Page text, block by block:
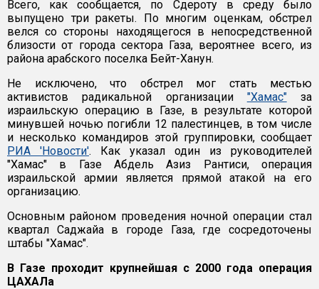
Всего, как сообщается, по Сдероту в среду было
выпущено три ракеты. По многим оценкам, обстрел
велся со стороны находящегося в непосредственной
близости от города сектора Газа, вероятнее всего, из
района арабского поселка Бейт-Ханун.
Не исключено, что обстрел мог стать местью
активистов радикальной организации "Хамас"за
израильскую операцию в Газе, в результате которой
минувшей ночью погибли 12 палестинцев, в том числе
и несколько командиров этой группировки, сообщает
РИА 'Новости'. Как указал один из руководителей
"Хамас" в Газе Абдель Азиз Рантиси, операция
израильской армии является прямой атакой на его
организацию.
Основным районом проведения ночной операции стал
квартал Саджайа в городе Газа, где сосредоточены
штабы "Хамас".
В Газе проходит крупнейшая с 2000 года операция
ЦАХАЛа